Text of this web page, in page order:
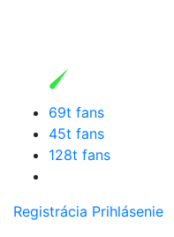
69t fans
45t fans
128t fans
Registrácia Prihlásenie